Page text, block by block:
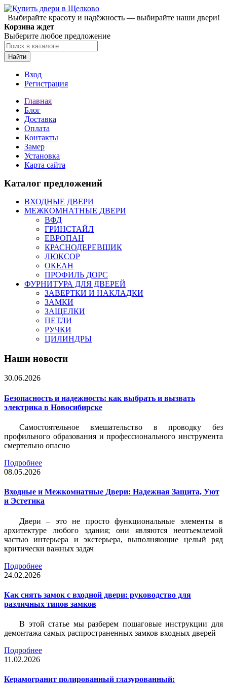
Выбирайте красоту и надёжность — выбирайте наши двери!
Корзина ждет
Выберите любое предложение
Найти
Вход
Регистрация
Главная
Блог
Доставка
Оплата
Контакты
Замер
Установка
Карта сайта
Каталог предложений
ВХОДНЫЕ ДВЕРИ
МЕЖКОМНАТНЫЕ ДВЕРИ
ВФД
ГРИНСТАЙЛ
ЕВРОПАН
КРАСНОДЕРЕВЩИК
ЛЮКСОР
ОКЕАН
ПРОФИЛЬ ДОРС
ФУРНИТУРА ДЛЯ ДВЕРЕЙ
ЗАВЕРТКИ И НАКЛАДКИ
ЗАМКИ
ЗАЩЕЛКИ
ПЕТЛИ
РУЧКИ
ЦИЛИНДРЫ
Наши новости
30.06.2026
Безопасность и надежность: как выбрать и вызвать
электрика в Новосибирске
Самостоятельное вмешательство в проводку без
профильного образования и профессионального инструмента
смертельно опасно
Подробнее
08.05.2026
Входные и Межкомнатные Двери: Надежная Защита, Уют
и Эстетика
Двери – это не просто функциональные элементы в
архитектуре любого здания; они являются неотъемлемой
частью интерьера и экстерьера, выполняющие целый ряд
критически важных задач
Подробнее
24.02.2026
Как снять замок с входной двери: руководство для
различных типов замков
В этой статье мы разберем пошаговые инструкции для
демонтажа самых распространенных замков входных дверей
Подробнее
11.02.2026
Керамогранит полированный глазурованный: